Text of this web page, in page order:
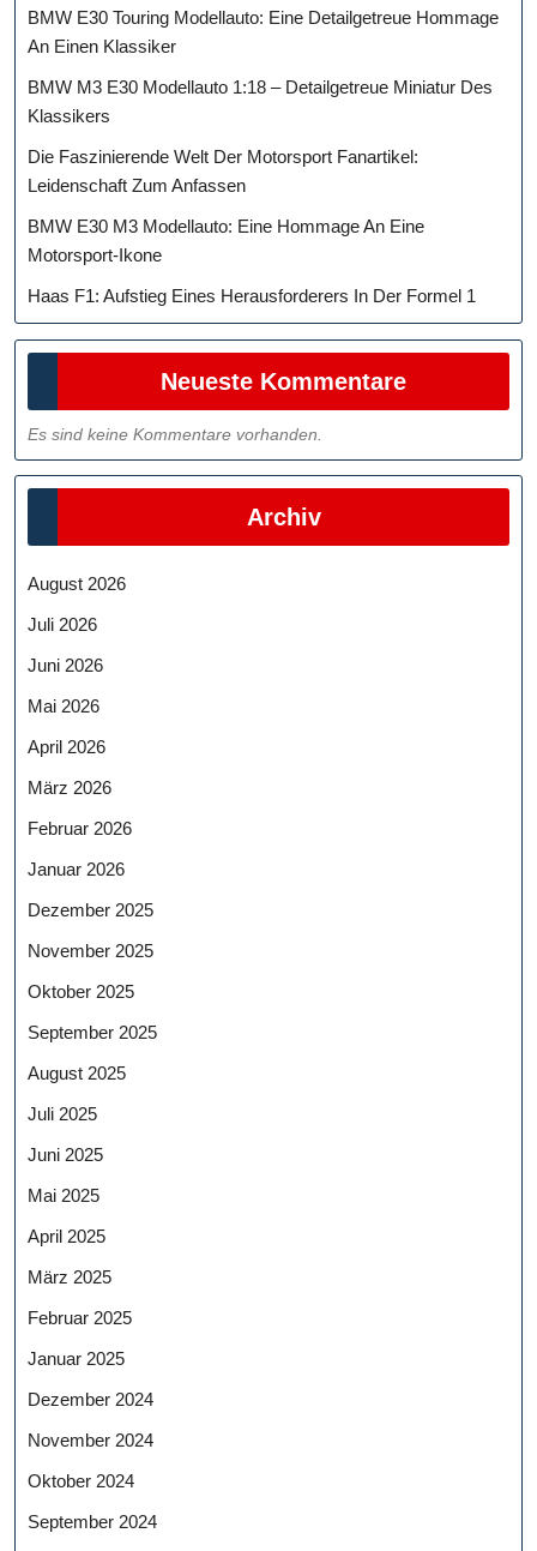
BMW E30 Touring Modellauto: Eine Detailgetreue Hommage
An Einen Klassiker
BMW M3 E30 Modellauto 1:18 – Detailgetreue Miniatur Des
Klassikers
Die Faszinierende Welt Der Motorsport Fanartikel:
Leidenschaft Zum Anfassen
BMW E30 M3 Modellauto: Eine Hommage An Eine
Motorsport-Ikone
Haas F1: Aufstieg Eines Herausforderers In Der Formel 1
Neueste Kommentare
Es sind keine Kommentare vorhanden.
Archiv
August 2026
Juli 2026
Juni 2026
Mai 2026
April 2026
März 2026
Februar 2026
Januar 2026
Dezember 2025
November 2025
Oktober 2025
September 2025
August 2025
Juli 2025
Juni 2025
Mai 2025
April 2025
März 2025
Februar 2025
Januar 2025
Dezember 2024
November 2024
Oktober 2024
September 2024